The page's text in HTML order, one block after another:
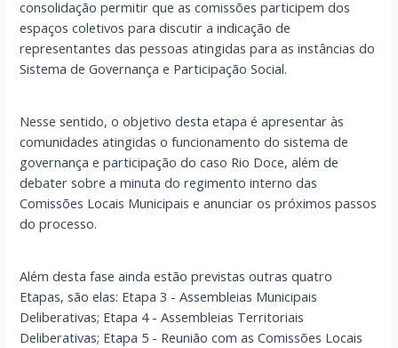
consolidação permitir que as comissões participem dos
espaços coletivos para discutir a indicação de
representantes das pessoas atingidas para as instâncias do
Sistema de Governança e Participação Social.
Nesse sentido, o objetivo desta etapa é apresentar às
comunidades atingidas o funcionamento do sistema de
governança e participação do caso Rio Doce, além de
debater sobre a minuta do regimento interno das
Comissões Locais Municipais e anunciar os próximos passos
do processo.
Além desta fase ainda estão previstas outras quatro
Etapas, são elas: Etapa 3 - Assembleias Municipais
Deliberativas; Etapa 4 - Assembleias Territoriais
Deliberativas; Etapa 5 - Reunião com as Comissões Locais